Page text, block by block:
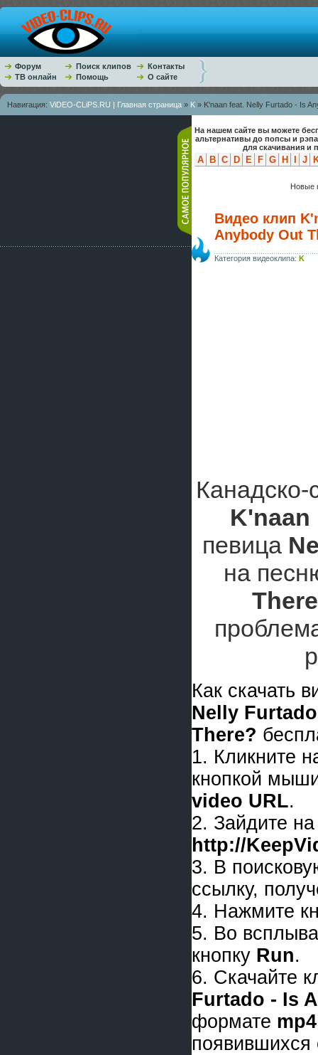
Форум Поиск клипов
Контакты
ТВ онлайн
Помощь О сайте
Навигация: ViDEO-CLiPS.RU | Главная страница » K » K'naan feat. Nelly Furtado - Is
На нашем сайте вы можете
альтернативы до попсы и
для скачивания и
A B C D E F G H J
Новые
Видео клип
Anybody Out
Категория видеоклипа: K
Канадско-
K'naan
певица
на
Как скачать
Nelly
There?
1. Кликните
кнопкой
video URL.
2. Зайдите на
http://
3. В
ссылку,
4. Нажмите
5. Во
кнопку Run.
6. Скачайте
Furtado - Is
формате mp4
появившихся